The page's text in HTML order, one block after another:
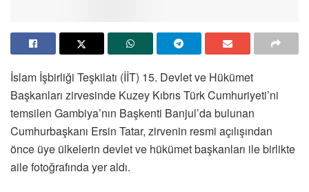
İslam İşbirliği Teşkilatı (İİT) 15. Devlet ve Hükümet
Başkanları zirvesinde Kuzey Kıbrıs Türk Cumhuriyeti’ni
temsilen Gambiya’nın Başkenti Banjul’da bulunan
Cumhurbaşkanı Ersin Tatar, zirvenin resmi açılışından
önce üye ülkelerin devlet ve hükümet başkanları ile birlikte
aile fotoğrafında yer aldı.